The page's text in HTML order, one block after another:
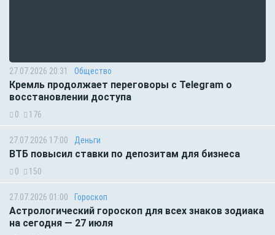
27.07.2026 20:31 Общество
Кремль продолжает переговоры с Telegram о
восстановлении доступа
0 176
27.07.2026 17:00 Деньги
ВТБ повысил ставки по депозитам для бизнеса
0 150
27.07.2026 01:00 Гороскоп
Астрологический гороскоп для всех знаков зодиака
на сегодня — 27 июля